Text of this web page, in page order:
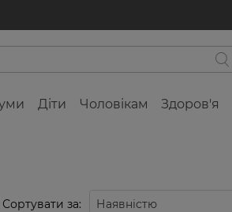
Діти Чоловікам Здоров'я
Сортувати за: Наявністю